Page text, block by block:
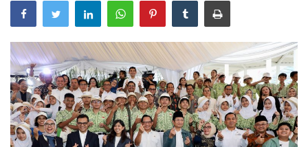
PROFILE
GEOGRAFIS DAERAH
DEMOGRAFI
PEMERINTAHAN